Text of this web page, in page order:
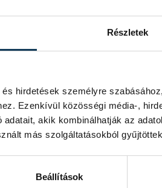
Részletek
hirdetések személyre
Ezenkívül közösségi média-,
adatait, akik kombinálhatják az
más szolgáltatásokból
Beállítások